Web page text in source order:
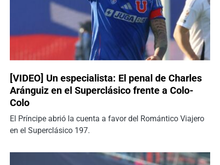
[VIDEO] Un especialista: El penal de Charles
Aránguiz en el Superclásico frente a Colo-
Colo
El Príncipe abrió la cuenta a favor del Romántico Viajero
en el Superclásico 197.